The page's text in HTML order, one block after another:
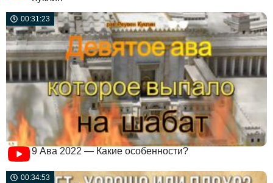
00:31:23
9 Ава 2022 — Какие особенности?
00:34:53